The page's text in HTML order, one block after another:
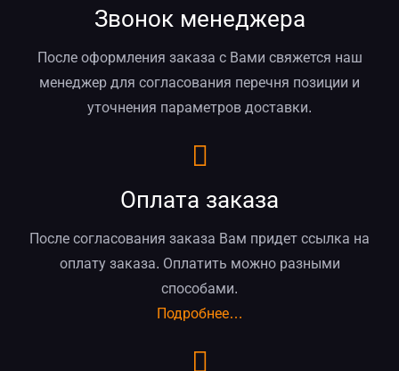
Звонок менеджера
После оформления заказа с Вами свяжется наш
менеджер для согласования перечня позиции и
уточнения параметров доставки.
Оплата заказа
После согласования заказа Вам придет ссылка на
оплату заказа. Оплатить можно разными
способами.
Подробнее…